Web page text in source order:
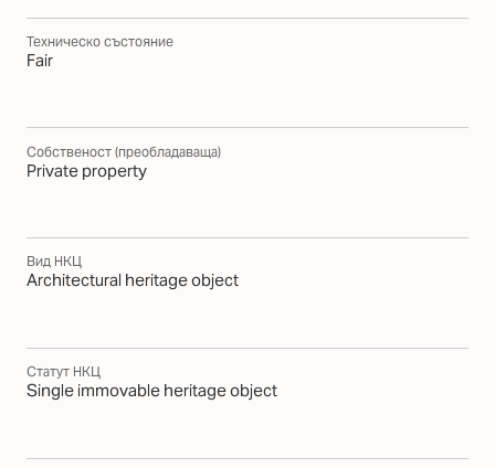
Техническо състояние
Fair
Собственост (преобладаваща)
Private property
Вид НКЦ
Architectural heritage object
Статут НКЦ
Single immovable heritage object